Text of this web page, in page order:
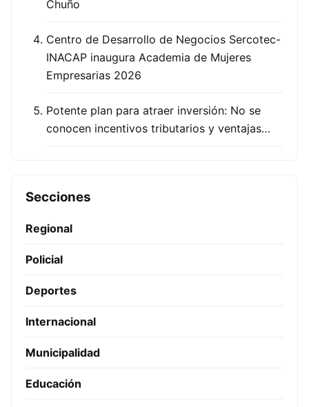
Chuño
Centro de Desarrollo de Negocios Sercotec-
INACAP inaugura Academia de Mujeres
Empresarias 2026
Potente plan para atraer inversión: No se
conocen incentivos tributarios y ventajas…
Secciones
Regional
Policial
Deportes
Internacional
Municipalidad
Educación